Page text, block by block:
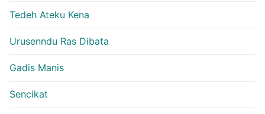
Tedeh Ateku Kena
Urusenndu Ras Dibata
Gadis Manis
Sencikat